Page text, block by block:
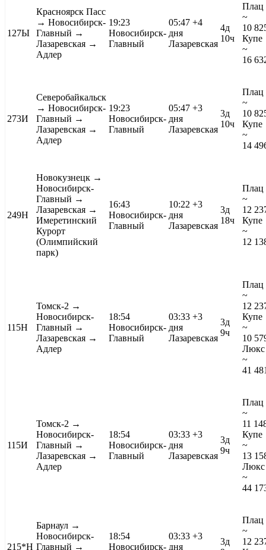
127Ы
Красноярск Пасс
→ Новосибирск-
Главный →
Лазаревская →
Адлер
19:23
Новосибирск-
Главный
05:47 +4
дня
Лазаревская
4д
10ч
Плац
~
10
Купе
~
16
273И
Северобайкальск
→ Новосибирск-
Главный →
Лазаревская →
Адлер
19:23
Новосибирск-
Главный
05:47 +3
дня
Лазаревская
3д
10ч
Плац
~
10
Купе
~
14
249Н
Новокузнецк →
Новосибирск-
Главный →
Лазаревская →
Имеретинский
Курорт
(Олимпийский
парк)
16:43
Новосибирск-
Главный
10:22 +3
дня
Лазаревская
3д
18ч
Плац
~
12
Купе
~
12
115Н
Томск-2 →
Новосибирск-
Главный →
Лазаревская →
Адлер
18:54
Новосибирск-
Главный
03:33 +3
дня
Лазаревская
3д
9ч
Плац
~
12
Купе
~
10
Люкс
~
41
115И
Томск-2 →
Новосибирск-
Главный →
Лазаревская →
Адлер
18:54
Новосибирск-
Главный
03:33 +3
дня
Лазаревская
3д
9ч
Плац
~
11
Купе
~
13
Люкс
~
44
215*Н
Барнаул →
Новосибирск-
Главный →
18:54
Новосибирск-
03:33 +3
дня
3д
Плац
~
12